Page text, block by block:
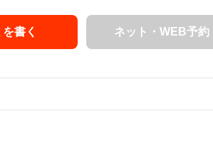
書く ネット・WEB予約